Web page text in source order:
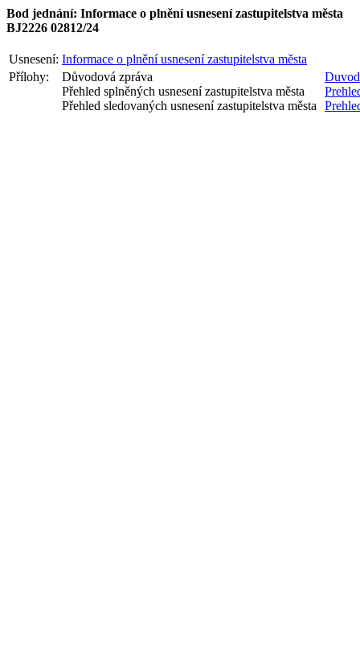
Bod jednání: Informace o plnění usnesení zastupitelstva města
BJ2226 02812/24
Usnesení: Informace o plnění usnesení zastupitelstva města
Přílohy:
Důvodová zpráva
Přehled splněných usnesení zastupitelstva města
Přehled sledovaných usnesení zastupitelstva města